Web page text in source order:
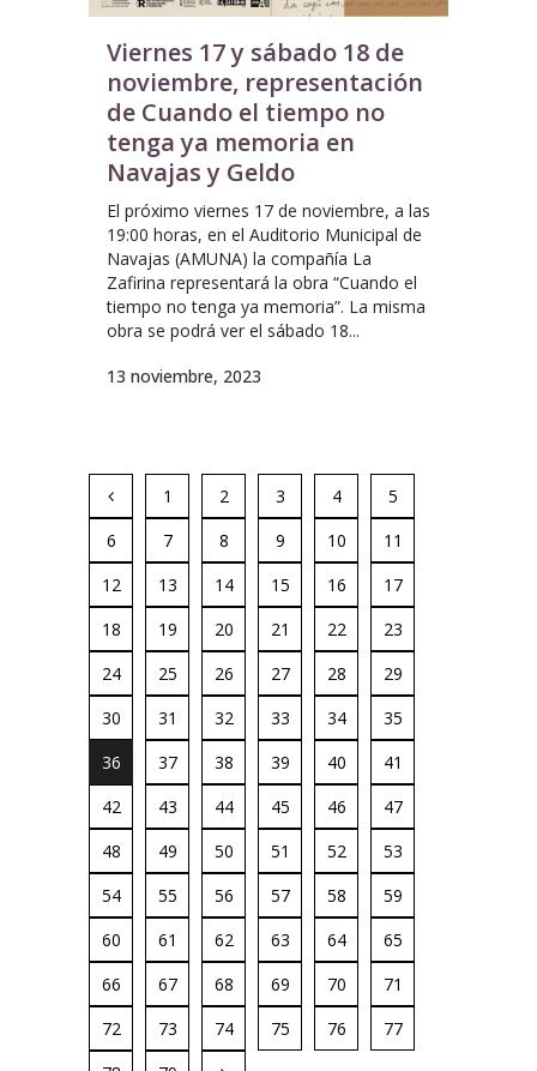
Viernes 17 y sábado 18 de
noviembre, representación
de Cuando el tiempo no
tenga ya memoria en
Navajas y Geldo
El próximo viernes 17 de noviembre, a las
19:00 horas, en el Auditorio Municipal de
Navajas (AMUNA) la compañía La
Zafirina representará la obra “Cuando el
tiempo no tenga ya memoria”. La misma
obra se podrá ver el sábado 18...
13 noviembre, 2023
1 2 3 4
5
6
7 8 9 10
11
12
13 14 15 16
17
18
19 20 21 22
23
24
25 26 27 28
29
30
31 32 33 34
35
36
37 38 39 40
41
42
43 44 45 46
47
48
49 50 51 52
53
54
55 56 57 58
59
60
61 62 63 64
65
66
67 68 69 70
71
72
73 74 75 76
77